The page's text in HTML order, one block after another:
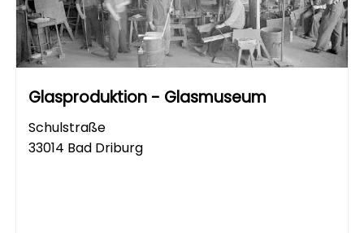
Glasproduktion - Glasmuseum
Schulstraße
33014 Bad Driburg